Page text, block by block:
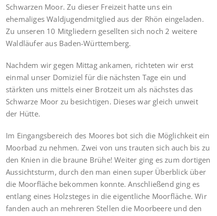
Schwarzen Moor. Zu dieser Freizeit hatte uns ein
ehemaliges Waldjugendmitglied aus der Rhön eingeladen.
Zu unseren 10 Mitgliedern gesellten sich noch 2 weitere
Waldläufer aus Baden-Württemberg.
Nachdem wir gegen Mittag ankamen, richteten wir erst
einmal unser Domiziel für die nächsten Tage ein und
stärkten uns mittels einer Brotzeit um als nächstes das
Schwarze Moor zu besichtigen. Dieses war gleich unweit
der Hütte.
Im Eingangsbereich des Moores bot sich die Möglichkeit ein
Moorbad zu nehmen. Zwei von uns trauten sich auch bis zu
den Knien in die braune Brühe! Weiter ging es zum dortigen
Aussichtsturm, durch den man einen super Überblick über
die Moorfläche bekommen konnte. Anschließend ging es
entlang eines Holzsteges in die eigentliche Moorfläche. Wir
fanden auch an mehreren Stellen die Moorbeere und den